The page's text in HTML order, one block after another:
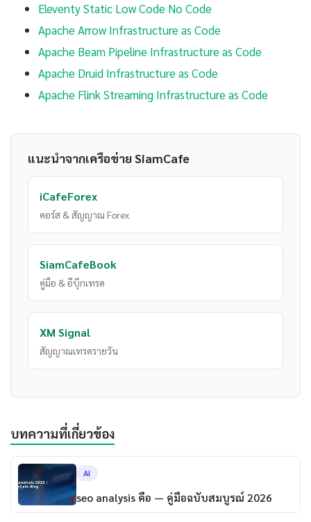
Eleventy Static Low Code No Code
Apache Arrow Infrastructure as Code
Apache Beam Pipeline Infrastructure as Code
Apache Druid Infrastructure as Code
Apache Flink Streaming Infrastructure as Code
แนะนำจากเครือข่าย SiamCafe
iCafeForex
คอร์ส & สัญญาณ Forex
SiamCafeBook
คู่มือ & อีบุ๊กเทรด
XM Signal
สัญญาณเทรดรายวัน
บทความที่เกี่ยวข้อง
AI
seo analysis คือ — คู่มือฉบับสมบูรณ์ 2026